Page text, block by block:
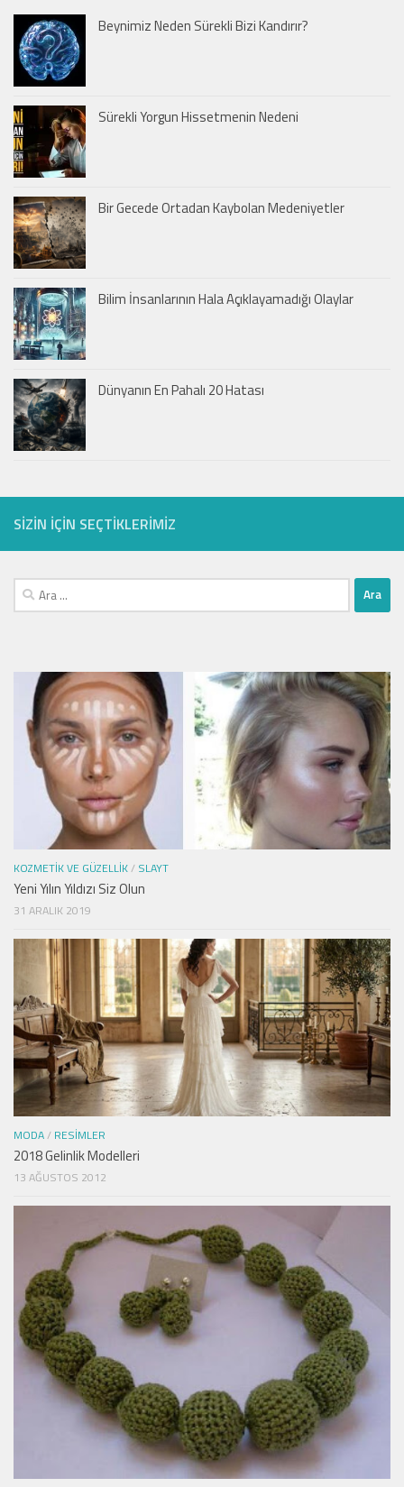
Beynimiz Neden Sürekli Bizi Kandırır?
Sürekli Yorgun Hissetmenin Nedeni
Bir Gecede Ortadan Kaybolan Medeniyetler
Bilim İnsanlarının Hala Açıklayamadığı Olaylar
Dünyanın En Pahalı 20 Hatası
SIZIN IÇIN SEÇTIKLERIMIZ
Arama:
KOZMETIK VE GÜZELLIK/ SLAYT
Yeni Yılın Yıldızı Siz Olun
31 ARALIK 2019
MODA/ RESIMLER
2018 Gelinlik Modelleri
13 AĞUSTOS 2012